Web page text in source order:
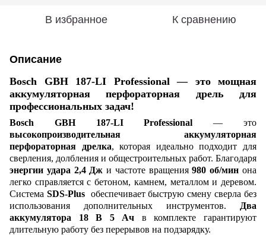
В избранное К сравнению
Описание
Bosch GBH 187-LI Professional — это мощная
аккумуляторная перфораторная дрель для
профессиональных задач!
Bosch GBH 187-LI Professional — это
высокопроизводительная аккумуляторная
перфораторная дрелка, которая идеально подходит для
сверления, долбления и общестроительных работ. Благодаря
энергии удара 2,4 Дж и частоте вращения980 об/мин она
легко справляется с бетоном, камнем, металлом и деревом.
Система SDS-Plus обеспечивает быструю смену сверла без
использования дополнительных инструментов.
Два
аккумулятора 18 В 5 Ач в комплекте гарантируют
длительную работу без перерывов на подзарядку.